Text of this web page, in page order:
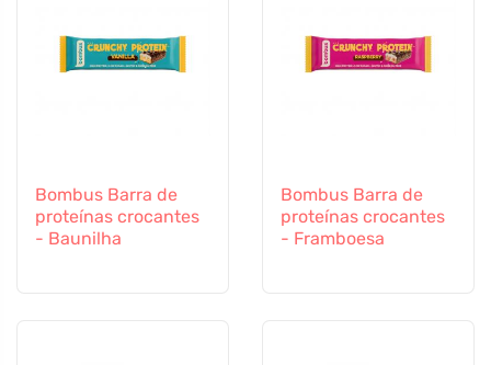
Bombus Barra de
proteínas crocantes
- Baunilha
Bombus Barra de
proteínas crocantes
- Framboesa